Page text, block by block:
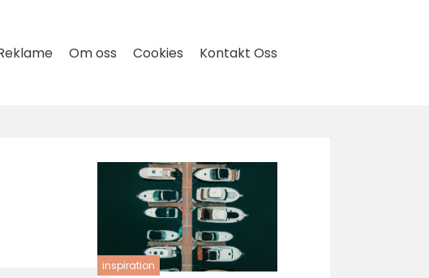
Om oss Cookies Kontakt Oss
inspiration